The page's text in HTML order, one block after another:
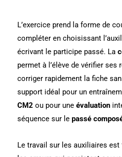
L’exercice prend la forme de
compléter en choisissant
écrivant le participe passé. La
permet à l’élève de vérifier ses
corriger rapidement la fiche
support idéal pour un
CM2 ou pour une évaluation
séquence sur le passé
Le travail sur les auxiliaires